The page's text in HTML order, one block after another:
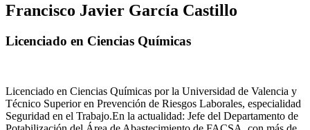
Francisco Javier García Castillo
Licenciado en Ciencias Químicas
Licenciado en Ciencias Químicas por la Universidad de Valencia y
Técnico Superior en Prevención de Riesgos Laborales, especialidad
Seguridad en el Trabajo.En la actualidad: Jefe del Departamento de